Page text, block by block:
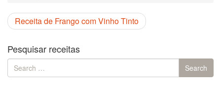
Receita de Frango com Vinho Tinto
Pesquisar receitas
Search
for:
Search